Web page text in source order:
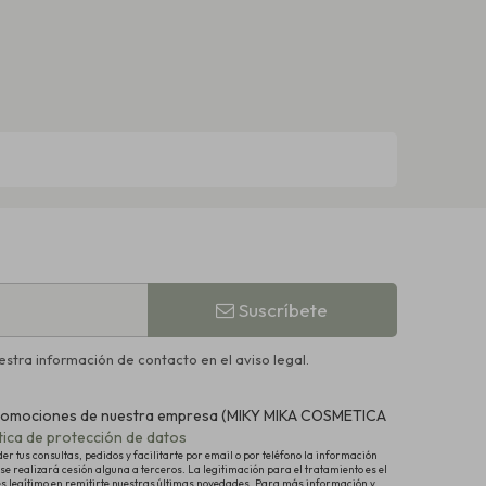
Suscríbete
información de contacto en el aviso legal.
de nuestra empresa (MIKY MIKA COSMETICA
de protección de datos
tus consultas, pedidos y facilitarte por email o por teléfono la información
realizará cesión alguna a terceros. La legitimación para el tratamiento es el
legítimo en remitirte nuestras últimas novedades. Para más información y